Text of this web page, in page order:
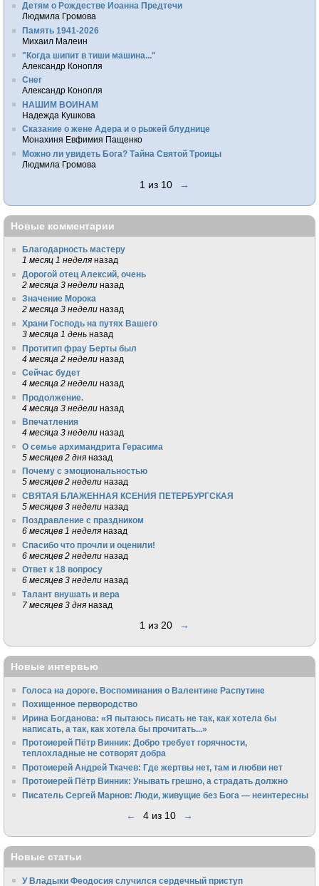
Детям о Рождестве Иоанна Предтечи
Людмила Громова
Память 1941-2026
Михаил Малеин
"Когда шипит в тиши машина..."
Александр Конопля
Снег
Александр Конопля
НАШИМ ВОИНАМ
Надежда Кушкова
Сказание о жене Адера и о рыжей блуднице
Монахиня Евфимия Пащенко
Можно ли увидеть Бога? Тайна Святой Троицы
Людмила Громова
1 из 10 →
Новые комментарии
Благодарность мастеру
1 месяц 1 неделя назад
Дорогой отец Алексий, очень
2 месяца 3 недели назад
Значение Морока
2 месяца 3 недели назад
Храни Господь на путях Вашего
3 месяца 1 день назад
Протитип фрау Берты был
4 месяца 2 недели назад
Сейчас будет
4 месяца 2 недели назад
Продолжение.
4 месяца 3 недели назад
Впечатления
4 месяца 3 недели назад
О семье архимандрита Герасима
5 месяцев 2 дня назад
Почему с эмоциональностью
5 месяцев 2 недели назад
СВЯТАЯ БЛАЖЕННАЯ КСЕНИЯ ПЕТЕРБУРГСКАЯ
5 месяцев 3 недели назад
Поздравление с праздником
6 месяцев 1 неделя назад
Спасибо что прочли и оценили!
6 месяцев 2 недели назад
Ответ к 18 вопросу
6 месяцев 3 недели назад
Талант внушать и вера
7 месяцев 3 дня назад
1 из 20 →
Новые интервью
Голоса на дороге. Воспоминания о Валентине Распутине
Похищенное первородство
Ирина Богданова: «Я пытаюсь писать не так, как хотела бы
написать, а так, как хотела бы прочитать...»
Протоиерей Пётр Винник: Добро требует горячности,
теплохладные не сотворят добра
Протоиерей Андрей Ткачев: Где жертвы нет, там и любви нет
Протоиерей Пётр Винник: Унывать грешно, а страдать должно
Писатель Сергей Марнов: Люди, живущие без Бога — неинтересны
← 4 из 10 →
Новые статьи
У Владыки Феодосия случился сердечный приступ